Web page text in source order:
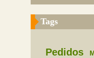
Tags
Pedidos